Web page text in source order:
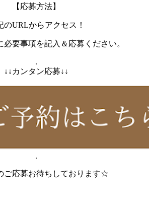
【応募方法】
のURLからアクセス！
必要事項を記入＆応募ください。
.
↓↓カンタン応募↓↓
.
ご応募お待ちしております☆